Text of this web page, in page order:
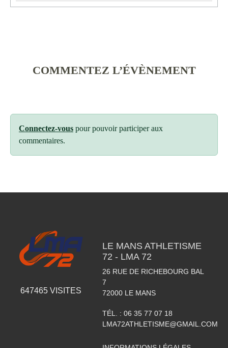
COMMENTEZ L’ÉVÈNEMENT
Connectez-vous pour pouvoir participer aux
commentaires.
647465 VISITES
LE MANS ATHLETISME
72 - LMA 72
26 RUE DE RICHEBOURG BAL
7
72000 LE MANS
TÉL. : 06 35 77 07 18
LMA72ATHLETISME@GMAIL.COM